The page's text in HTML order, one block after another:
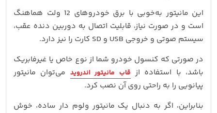
این مانیتور به‌خوبی با برق خودروهای 12 ولت هماهنگ
است و در صورت نیاز، قابلیت اتصال به دوربین دنده عقب،
سیستم صوتی و خروجی USB و SD کارت را نیز دارد.
در صورتی که کنسول خودرو شما از نوع خاص یا غیرفابریک
باشد، با استفاده از قاب مانیتور اندروید می‌توان مانیتور
پیانویی را به‌ راحتی روی آن نصب کرد.
بنابراین، اگر به دنبال یک مانیتور ولوم‌ دار ساده، خوش‌